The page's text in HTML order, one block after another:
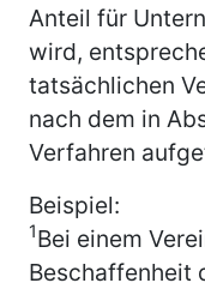
Anteil für
wird,
tatsächlichen
nach dem in
Verfahren
Beispiel:
1Bei einem
Beschaffenheit